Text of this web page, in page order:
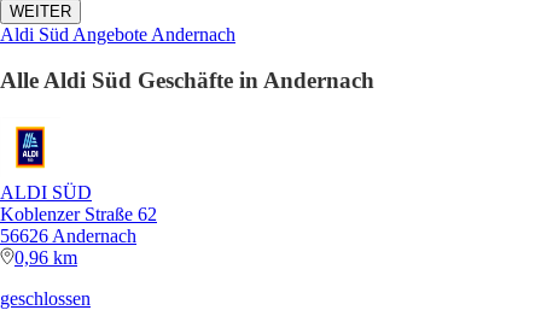
WEITER
Aldi Süd Angebote Andernach
Alle Aldi Süd Geschäfte in Andernach
ALDI SÜD
Koblenzer Straße 62
56626 Andernach
0,96 km
geschlossen